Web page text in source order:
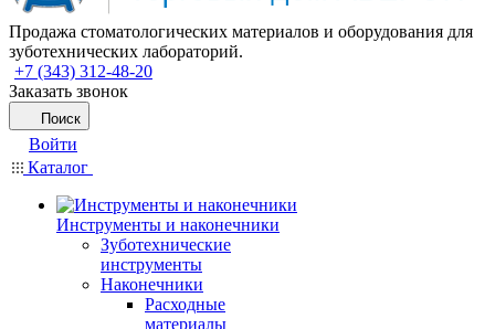
Продажа стоматологических материалов и оборудования для
зуботехнических лабораторий.
+7 (343) 312-48-20
Заказать звонок
Поиск
Войти
Каталог
Инструменты и наконечники
Зуботехнические
инструменты
Наконечники
Расходные
материалы